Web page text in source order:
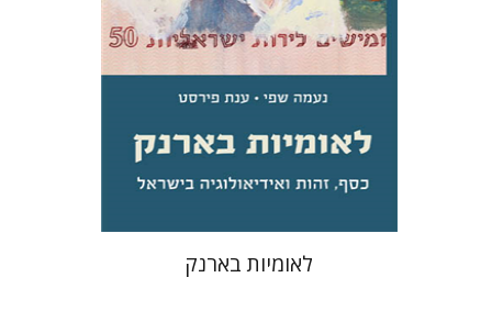
הנחת אתר ספר מודפס
$34
$31
לאומיות בארנק